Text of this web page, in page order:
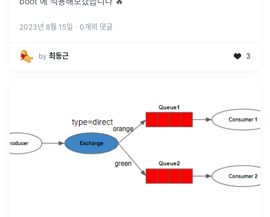
2023년 8월 15일 · 0개의 댓글
by 최동근 3